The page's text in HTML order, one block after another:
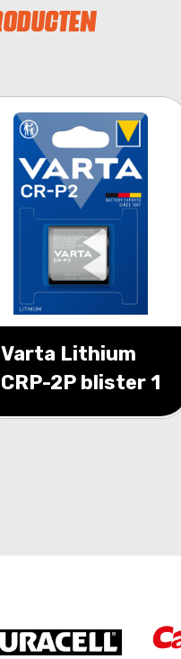
Varta Lithium
CRP-2P blister 1